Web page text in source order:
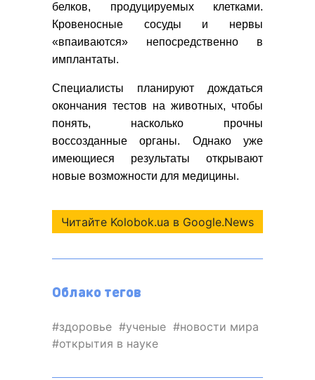
белков, продуцируемых клетками.
Кровеносные сосуды и нервы
«впаиваются» непосредственно в
имплантаты.
Специалисты планируют дождаться
окончания тестов на животных, чтобы
понять, насколько прочны
воссозданные органы. Однако уже
имеющиеся результаты открывают
новые возможности для медицины.
Читайте Kolobok.ua в Google.News
Облако тегов
здоровье ученые
новости мира
открытия в науке